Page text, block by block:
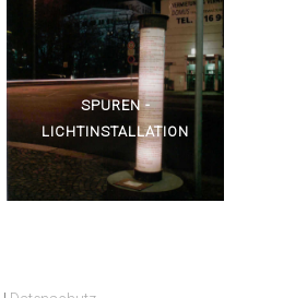
SPUREN -
LICHTINSTALLATION